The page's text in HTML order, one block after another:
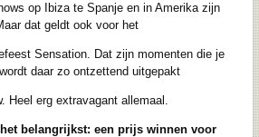
op Ibiza te Spanje en in Amerika zijn
dat geldt ook voor het
Sensation. Dat zijn momenten die je
daar zo ontzettend uitgepakt
erg extravagant allemaal.
belangrijkst: een prijs winnen voor